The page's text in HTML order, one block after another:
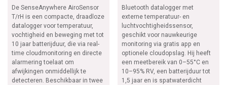
De SenseAnywhere AiroSensor
T/rH is een compacte, draadloze
datalogger voor temperatuur,
vochtigheid en beweging met tot
10 jaar batterijduur, die via real-
time cloudmonitoring en directe
alarmering toelaat om
afwijkingen onmiddellijk te
detecteren. Beschikbaar in twee
Bluetooth datalogger met
externe temperatuur- en
luchtvochtigheidssensor,
geschikt voor nauwkeurige
monitoring via gratis app en
optionele cloudopslag. Hij heeft
een meetbereik van 0–55°C en
10–95% RV, een batterijduur tot
1,5 jaar en is spatwaterdicht